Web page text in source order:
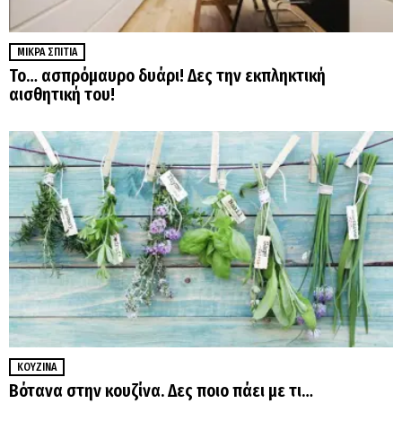
ΜΙΚΡΆ ΣΠΊΤΙΑ
Το… ασπρόμαυρο δυάρι! Δες την εκπληκτική
αισθητική του!
ΚΟΥΖΊΝΑ
Βότανα στην κουζίνα. Δες ποιο πάει με τι…